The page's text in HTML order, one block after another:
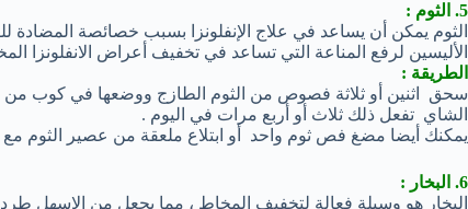
5. الثوم :
الثوم يمكن أن يساعد في علاج الإنفلونزا بسبب خصائصة
الأليسين لرفع المناعة التي تساعد في تخفيف أعراض الانفلونزا
الطريقة :
الشاي تفعل ذلك ثلاث أو أربع مرات في اليوم .
يمكنك أيضا مضغ فص ثوم واحد أو ابتلاع ملعقة من عصير الثوم مع
6. البخار :
البخار هو وسيلة فعالة لتخفيف المخاط ، مما يجعل من الاسهل